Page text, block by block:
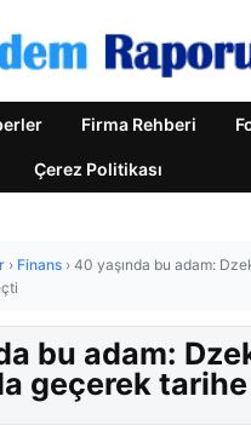
Firma Rehberi
Çerez Politikası
› Finans › 40 yaşında bu adam:
bu adam:
geçerek